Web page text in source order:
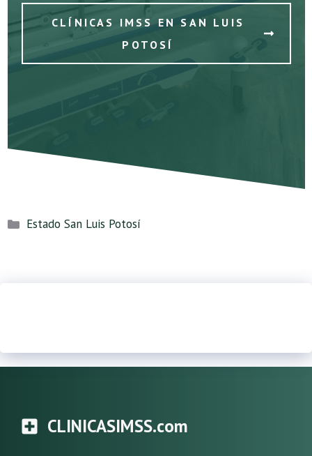
CLÍNICAS IMSS EN SAN LUIS
POTOSÍ
Categorías
Estado San Luis Potosí
CLINICASIMSS.com